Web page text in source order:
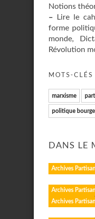
Notions
–
Lire le
forme
monde,
Révolution
MOTS-CLÉS
marxisme
politique
DANS LE
Archives Partisan
Archives Partisan
Archives Partisan